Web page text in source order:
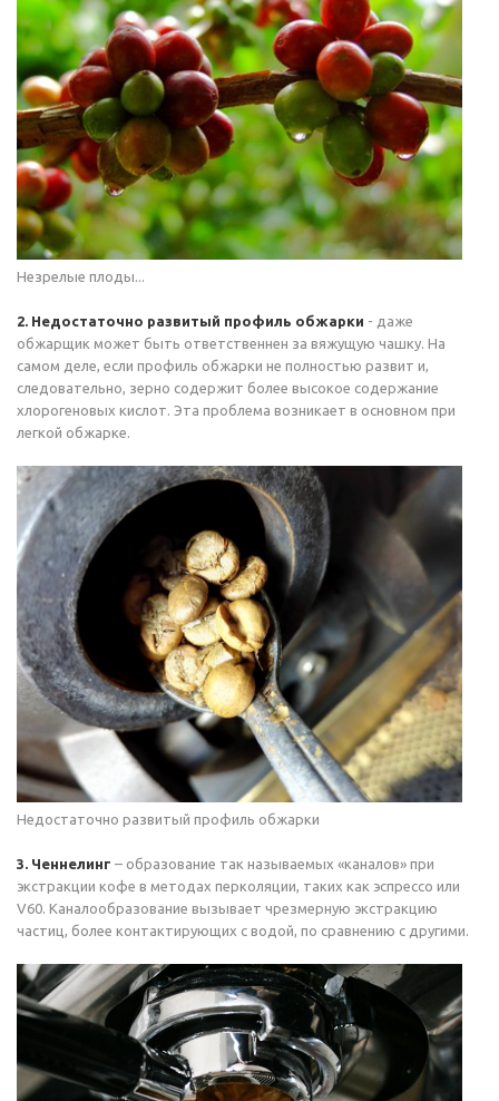
Незрелые плоды...
2. Недостаточно развитый профиль обжарки - даже
обжарщик может быть ответственнен за вяжущую чашку. На
самом деле, если профиль обжарки не полностью развит и,
следовательно, зерно содержит более высокое содержание
хлорогеновых кислот. Эта проблема возникает в основном при
легкой обжарке.
Недостаточно развитый профиль обжарки
3. Ченнелинг – образование так называемых «каналов» при
экстракции кофе в методах перколяции, таких как эспрессо или
V60. Каналообразование вызывает чрезмерную экстракцию
частиц, более контактирующих с водой, по сравнению с другими.